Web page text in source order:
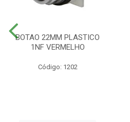
BOTAO 22MM PLASTICO
1NF VERMELHO
Código: 1202